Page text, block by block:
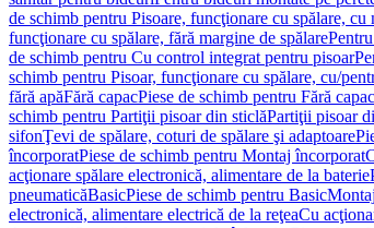
de schimb pentru Pisoare, funcţionare cu spălare, cu
funcţionare cu spălare, fără margine de spălare
de schimb pentru Cu control integrat pentru pisoar
schimb pentru Pisoar, funcţionare cu spălare, cu/
fără apăFără capacPiese de schimb pentru Fără capac
schimb pentru Partiţii pisoar din sticlăPartiţii pisoar
sifonŢevi de spălare, coturi de spălare şi adaptoare
încorporatPiese de schimb pentru Montaj încorporat
acţionare spălare electronică, alimentare de la baterie
pneumaticăBasicPiese de schimb pentru Basic
electronică, alimentare electrică de la reţeaCu